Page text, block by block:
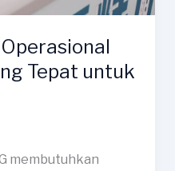
Tepat untuk
membutuhkan